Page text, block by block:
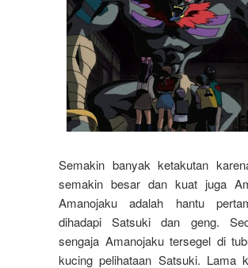
Semakin banyak ketakutan
semakin besar dan kuat juga
Amanojaku adalah hantu
dihadapi Satsuki dan geng.
sengaja Amanojaku tersegel di
kucing pelihataan Satsuki. Lama